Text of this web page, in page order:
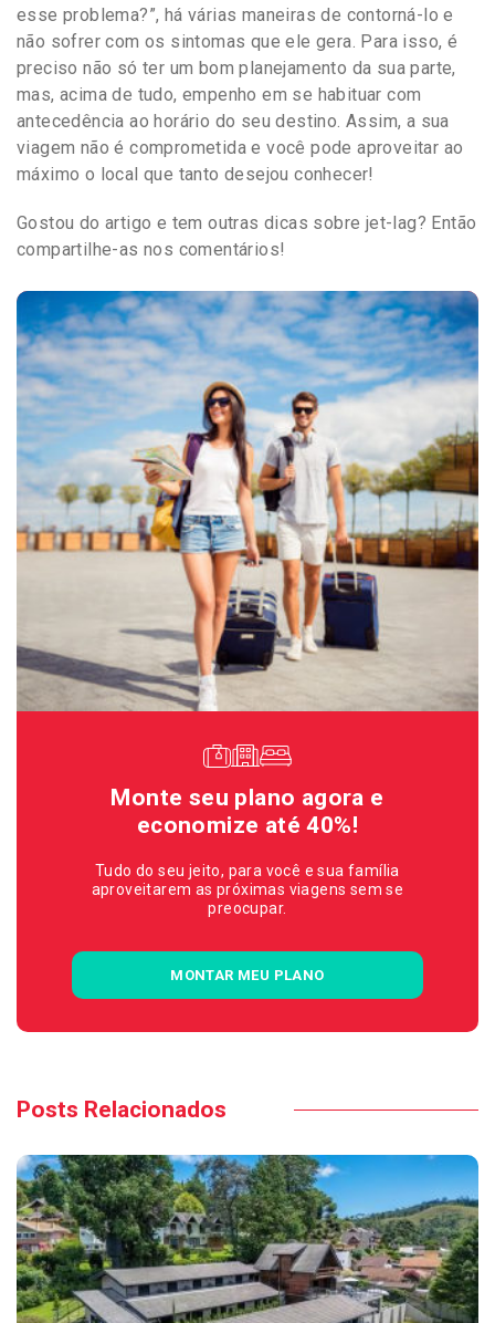
esse problema?”, há várias maneiras de contorná-lo e
não sofrer com os sintomas que ele gera. Para isso, é
preciso não só ter um bom planejamento da sua parte,
mas, acima de tudo, empenho em se habituar com
antecedência ao horário do seu destino. Assim, a sua
viagem não é comprometida e você pode aproveitar ao
máximo o local que tanto desejou conhecer!
Gostou do artigo e tem outras dicas sobre jet-lag? Então
compartilhe-as nos comentários!
Monte seu plano agora e
economize até 40%!
Tudo do seu jeito, para você e sua família
aproveitarem as próximas viagens sem se
preocupar.
MONTAR MEU PLANO
Posts Relacionados